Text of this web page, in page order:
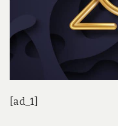
[ad_1]